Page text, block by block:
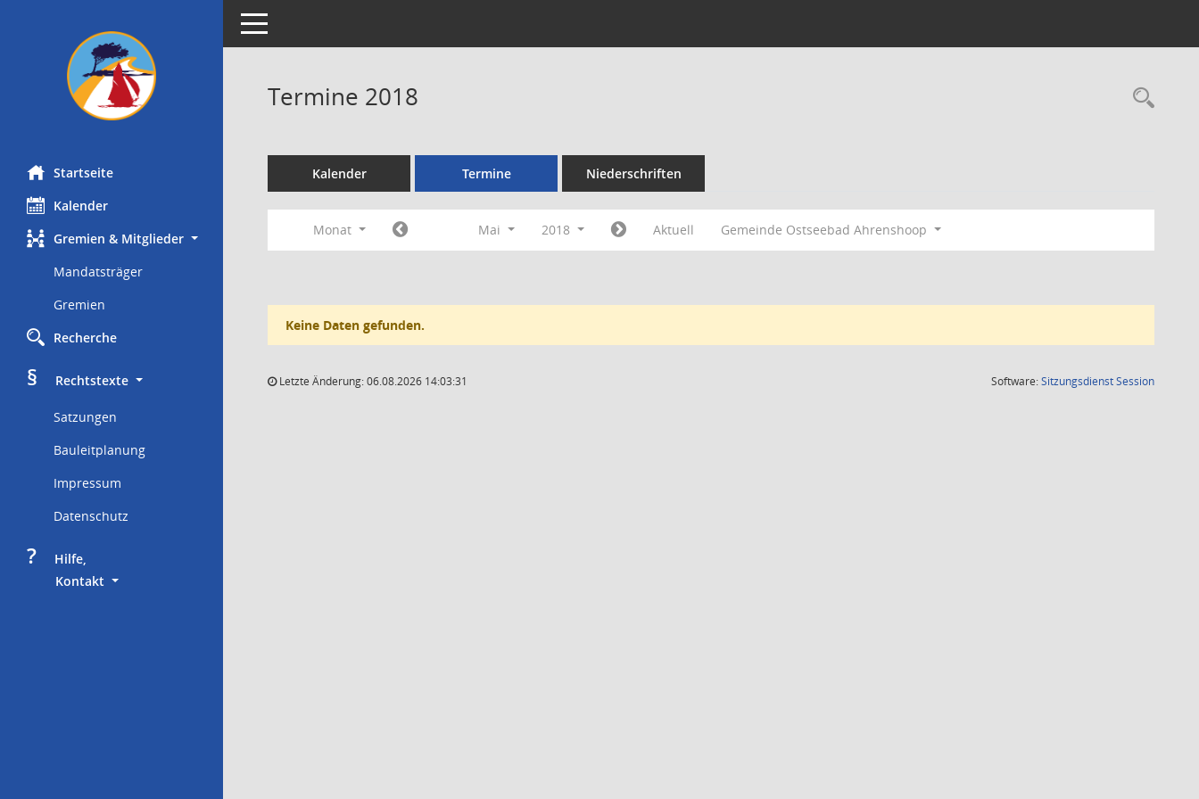
Startseite
Kalender
Gremien & Mitglieder
Mandatsträger
Gremien
Recherche
§
     Rechtstexte
Satzungen
Bauleitplanung
Impressum
Datenschutz
?
     Hilfe,
Kontakt
Toggle navigation
Termine 2018
Kalender Termine Niederschriften
Monat Mai 2018 Aktuell Gemeinde Ostseebad Ahrenshoop
Keine Daten gefunden.
Letzte Änderung: 06.08.2026 14:03:31 Software:SitzungsdienstSession(Wird in